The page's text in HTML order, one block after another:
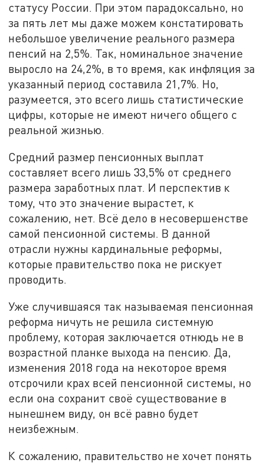
статусу России. При этом парадоксально, но
за пять лет мы даже можем констатировать
небольшое увеличение реального размера
пенсий на 2,5%. Так, номинальное значение
выросло на 24,2%, в то время, как инфляция за
указанный период составила 21,7%. Но,
разумеется, это всего лишь статистические
цифры, которые не имеют ничего общего с
реальной жизнью.
Средний размер пенсионных выплат
составляет всего лишь 33,5% от среднего
размера заработных плат. И перспектив к
тому, что это значение вырастет, к
сожалению, нет. Всё дело в несовершенстве
самой пенсионной системы. В данной
отрасли нужны кардинальные реформы,
которые правительство пока не рискует
проводить.
Уже случившаяся так называемая пенсионная
реформа ничуть не решила системную
проблему, которая заключается отнюдь не в
возрастной планке выхода на пенсию. Да,
изменения 2018 года на некоторое время
отсрочили крах всей пенсионной системы, но
если она сохранит своё существование в
нынешнем виду, он всё равно будет
неизбежным.
К сожалению, правительство не хочет понять